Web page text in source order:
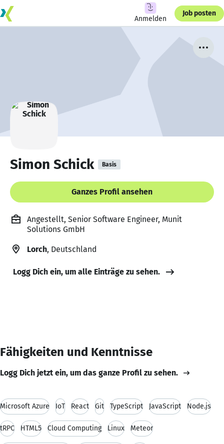
Anmelden
Job posten
Simon Schick Basis
Ganzes Profil ansehen
Angestellt, Senior Software Engineer, Munit
Solutions GmbH
Lorch, Deutschland
Logg Dich ein, um alle Einträge zu sehen.
Fähigkeiten und Kenntnisse
Logg Dich jetzt ein, um das ganze Profil zu sehen.
Microsoft Azure IoT React Git TypeScript JavaScript Node.js
tRPC HTML5 Cloud Computing Linux Meteor